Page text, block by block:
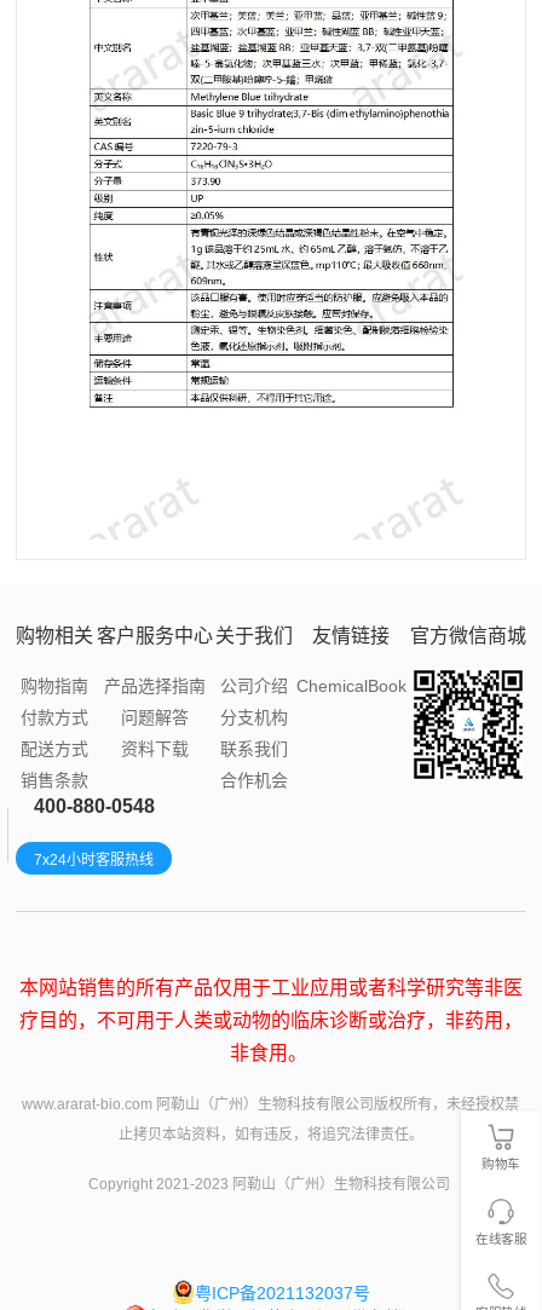
购物相关
购物指南
付款方式
配送方式
销售条款
客户服务中心
产品选择指南
问题解答
资料下载
关于我们
公司介绍
分支机构
联系我们
合作机会
友情链接
ChemicalBook
官方微信商城
400-880-0548
7x24小时客服热线
本网站销售的所有产品仅用于工业应用或者科学研究等非医
疗目的，不可用于人类或动物的临床诊断或治疗，非药用，
非食用。
www.ararat-bio.com 阿勒山（广州）生物科技有限公司版权所有，未经授权禁
止拷贝本站资料，如有违反，将追究法律责任。
Copyright 2021-2023 阿勒山（广州）生物科技有限公司
粤ICP备2021132037号
购物车
在线客服